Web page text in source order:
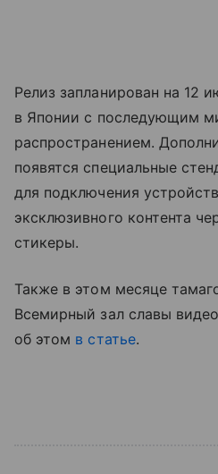
Релиз запланирован на 12
в Японии с последующим
распространением.
появятся специальные
для подключения
эксклюзивного контента
стикеры.
Также в этом месяце
Всемирный зал славы
об этом в статье.